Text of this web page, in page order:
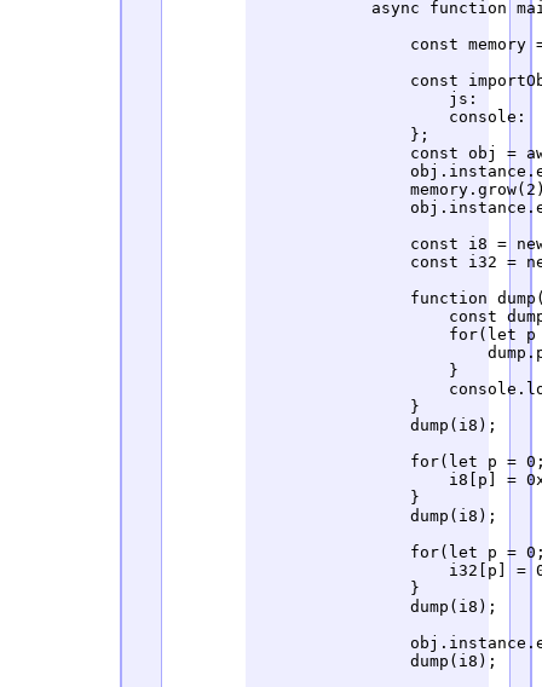
async function
const memory
const
js:
console:
                };
const obj =
const i8 =
const i32 =
function
const
for(let
                    }
                }
                dump(i8);
for(let p =
i8[p] =
                }
                dump(i8);
for(let p =
i32[p] =
                }
dump(i8);
                dump(i8);